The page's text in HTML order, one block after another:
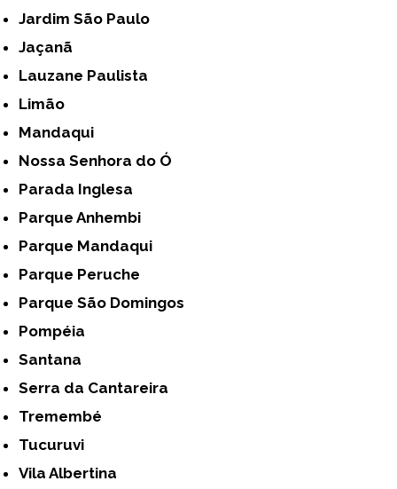
Jardim São Paulo
Jaçanã
Lauzane Paulista
Limão
Mandaqui
Nossa Senhora do Ó
Parada Inglesa
Parque Anhembi
Parque Mandaqui
Parque Peruche
Parque São Domingos
Pompéia
Santana
Serra da Cantareira
Tremembé
Tucuruvi
Vila Albertina